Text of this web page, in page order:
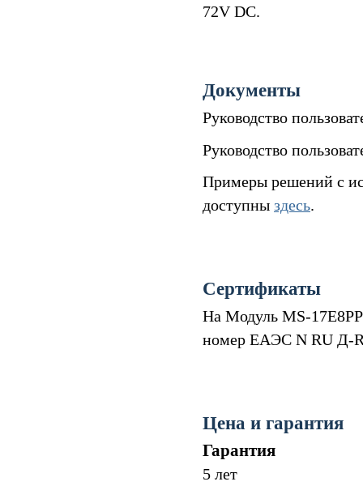
72V DC.
Документы
Руководство
Руководство
Примеры решений с
доступны здесь.
Сертификаты
На Модуль MS-
номер ЕАЭС N RU Д-
Цена и гарантия
Гарантия
5 лет